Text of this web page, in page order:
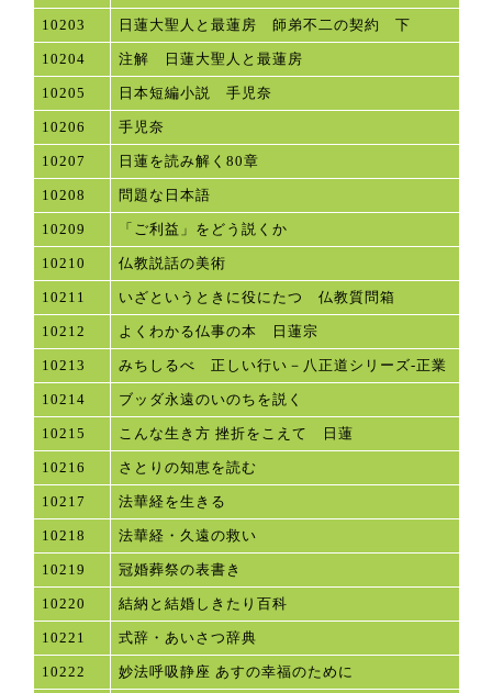
10203 日蓮大聖人と最蓮房 師弟不二の契約 下
10204 注解 日蓮大聖人と最蓮房
10205 日本短編小説 手児奈
10206 手児奈
10207 日蓮を読み解く80章
10208 問題な日本語
10209 「ご利益」をどう説くか
10210 仏教説話の美術
10211 いざというときに役にたつ 仏教質問箱
10212 よくわかる仏事の本 日蓮宗
10213 みちしるべ 正しい行い－八正道シリーズ-正業
10214 ブッダ永遠のいのちを説く
10215 こんな生き方 挫折をこえて 日蓮
10216 さとりの知恵を読む
10217 法華経を生きる
10218 法華経・久遠の救い
10219 冠婚葬祭の表書き
10220 結納と結婚しきたり百科
10221 式辞・あいさつ辞典
10222 妙法呼吸静座 あすの幸福のために